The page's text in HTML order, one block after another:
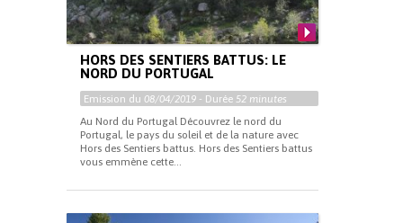
HORS DES SENTIERS BATTUS: LE
NORD DU PORTUGAL
Emission du 08/04/2019 - Durée 52 minutes
Au Nord du Portugal Découvrez le nord du
Portugal, le pays du soleil et de la nature avec
Hors des Sentiers battus. Hors des Sentiers battus
vous emmène cette...